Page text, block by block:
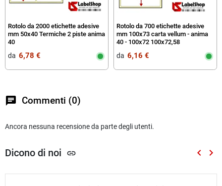
Rotolo da 2000 etichette adesive
mm 50x40 Termiche 2 piste anima
40
da‎ ‎ 6,78 €
Rotolo da 700 etichette adesive
mm 100x73 carta vellum - anima
40 - 100x72 100x72,58
da‎ ‎ 6,16 €
chat Commenti (0)
Ancora nessuna recensione da parte degli utenti.
Dicono di noi link keyboard_arrow_left keyboard_arrow_right